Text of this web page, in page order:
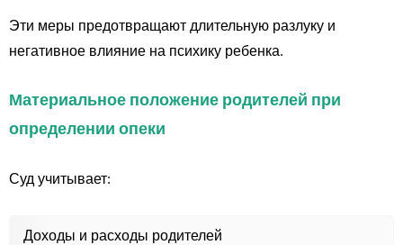
Эти меры предотвращают длительную разлуку и
негативное влияние на психику ребенка.
Материальное положение родителей при
определении опеки
Суд учитывает:
Доходы и расходы родителей